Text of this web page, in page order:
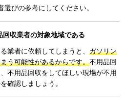
びの参考にしてください。
収業者の対象地域である
業者に依頼してしまうと、ガソリン
う可能性があるからです。不用品回
不用品回収をしてほしい現場が不用
確認しましょう。